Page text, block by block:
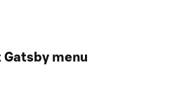
Gatsby menu